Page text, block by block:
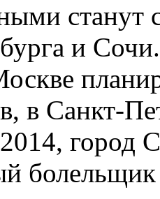
и
в Санкт-
город